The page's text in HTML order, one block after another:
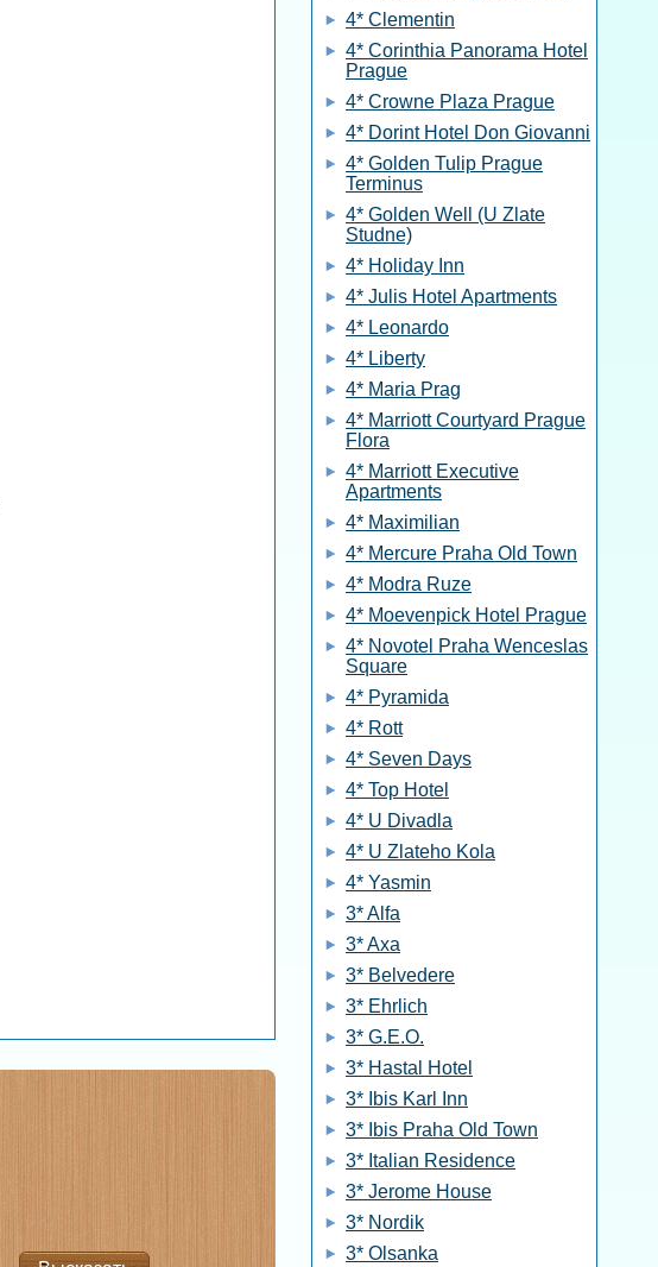
4* Clementin
4* Corinthia Panorama Hotel
Prague
4* Crowne Plaza Prague
4* Dorint Hotel Don Giovanni
4* Golden Tulip Prague
Terminus
4* Golden Well (U Zlate
Studne)
4* Holiday Inn
4* Julis Hotel Apartments
4* Leonardo
4* Liberty
4* Maria Prag
4* Marriott Courtyard Prague
Flora
4* Marriott Executive
Apartments
4* Maximilian
4* Mercure Praha Old Town
4* Modra Ruze
4* Moevenpick Hotel Prague
4* Novotel Praha Wenceslas
Square
4* Pyramida
4* Rott
4* Seven Days
4* Top Hotel
4* U Divadla
4* U Zlateho Kola
4* Yasmin
3* Alfa
3* Axa
3* Belvedere
3* Ehrlich
3* G.E.O.
3* Hastal Hotel
3* Ibis Karl Inn
3* Ibis Praha Old Town
3* Italian Residence
3* Jerome House
3* Nordik
3* Olsanka